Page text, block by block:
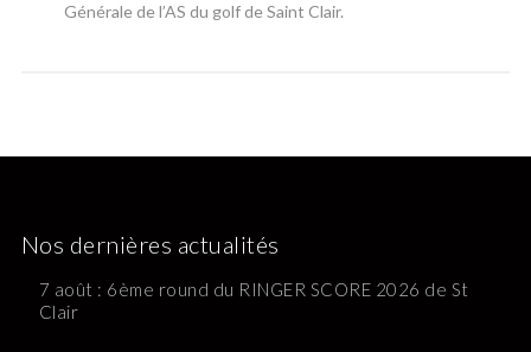
Générale de l’AS du golf de Saint Clair.
Nos dernières actualités
7 août : 6ème round du RINGER SCORE 2026 de St
Clair